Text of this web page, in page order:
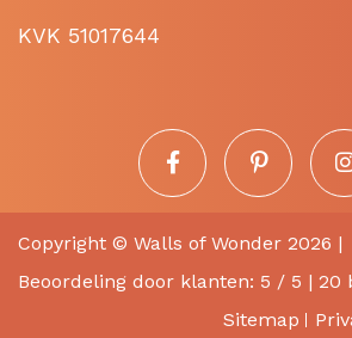
KVK 51017644
Copyright © Walls of Wonder 2026 |
Beoordeling door klanten: 5 / 5 | 20
Sitemap